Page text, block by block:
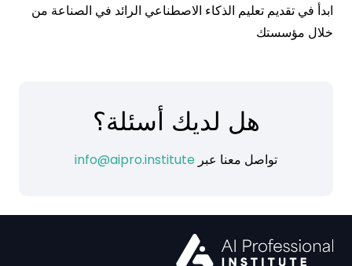
ابدأ في تقديم تعليم الذكاء الاصطناعي الرائد في الصناعة من
خلال مؤسستك
هل لديك أسئلة؟
تواصل معنا عبر info@aipro.institute